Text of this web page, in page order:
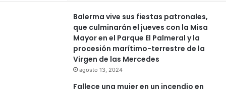
Balerma vive sus fiestas patronales,
que culminarán el jueves con la Misa
Mayor en el Parque El Palmeral y la
procesión marítimo-terrestre de la
Virgen de las Mercedes
agosto 13, 2024
Fallece una mujer en un incendio en